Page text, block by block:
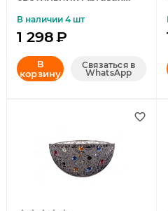
В наличии 4 шт
1 298₽
В
корзину
Связаться в
WhatsApp